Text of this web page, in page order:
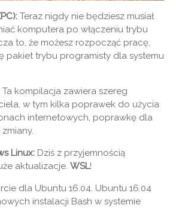
Teraz nigdy nie będziesz musiał
komputera po włączeniu trybu
to, że możesz rozpocząć pracę,
pakiet trybu programisty dla systemu
Ta kompilacja zawiera szereg
w tym kilka poprawek do użycia
internetowych, poprawkę dla
Linux: Dziś z przyjemnością
aktualizacje. WSL!
dla Ubuntu 16.04. Ubuntu 16.04
instalacji Bash w systemie